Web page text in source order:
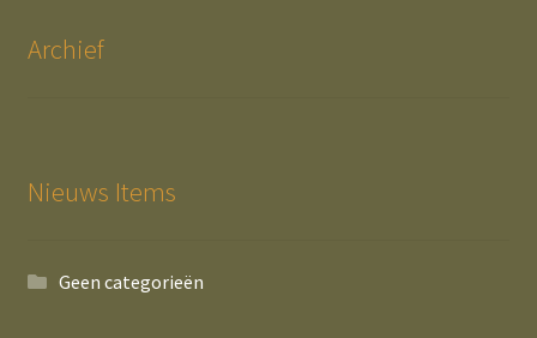
Archief
Nieuws Items
Geen categorieën